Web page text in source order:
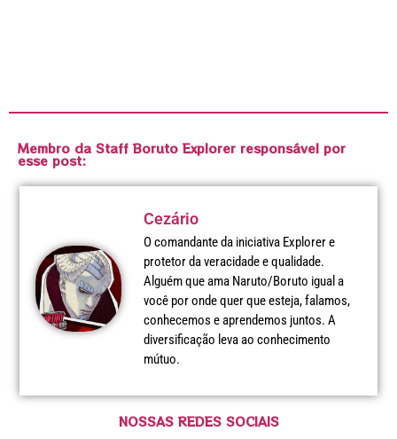
Membro da Staff Boruto Explorer responsável por
esse post:
Cezário
O comandante da iniciativa Explorer e
protetor da veracidade e qualidade.
Alguém que ama Naruto/Boruto igual a
você por onde quer que esteja, falamos,
conhecemos e aprendemos juntos. A
diversificação leva ao conhecimento
mútuo.
NOSSAS REDES SOCIAIS